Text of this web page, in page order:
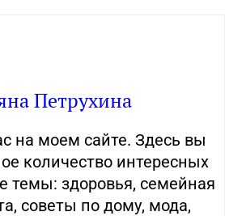
Петрухина
на моем сайте. Здесь вы
количество интересных
темы: здоровья, семейная
советы по дому, мода,